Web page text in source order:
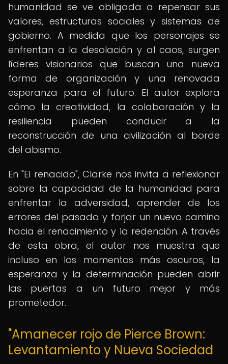
humanidad se ve obligada a repensar sus
valores, estructuras sociales y sistemas de
gobierno. A medida que los personajes se
enfrentan a la desolación y al caos, surgen
líderes visionarios que buscan una nueva
forma de organización y una renovada
esperanza para el futuro. El autor explora
cómo la creatividad, la colaboración y la
resiliencia pueden conducir a la
reconstrucción de una civilización al borde
del abismo.
En "El renacido", Clarke nos invita a reflexionar
sobre la capacidad de la humanidad para
enfrentar la adversidad, aprender de los
errores del pasado y forjar un nuevo camino
hacia el renacimiento y la redención. A través
de esta obra, el autor nos muestra que
incluso en los momentos más oscuros, la
esperanza y la determinación pueden abrir
las puertas a un futuro mejor y más
prometedor.
"Amanecer rojo de Pierce Brown:
Levantamiento y Nueva Sociedad